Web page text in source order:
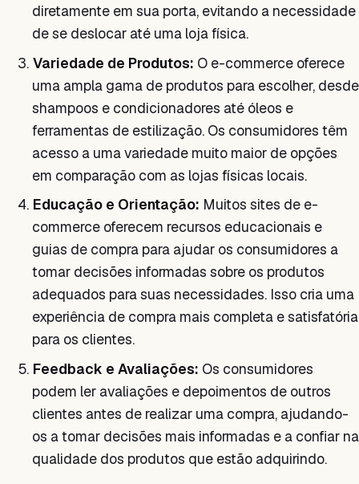
diretamente em sua porta, evitando a necessidade
de se deslocar até uma loja física.
Variedade de Produtos: O e-commerce oferece
uma ampla gama de produtos para escolher, desde
shampoos e condicionadores até óleos e
ferramentas de estilização. Os consumidores têm
acesso a uma variedade muito maior de opções
em comparação com as lojas físicas locais.
Educação e Orientação: Muitos sites de e-
commerce oferecem recursos educacionais e
guias de compra para ajudar os consumidores a
tomar decisões informadas sobre os produtos
adequados para suas necessidades. Isso cria uma
experiência de compra mais completa e satisfatória
para os clientes.
Feedback e Avaliações: Os consumidores
podem ler avaliações e depoimentos de outros
clientes antes de realizar uma compra, ajudando-
os a tomar decisões mais informadas e a confiar na
qualidade dos produtos que estão adquirindo.